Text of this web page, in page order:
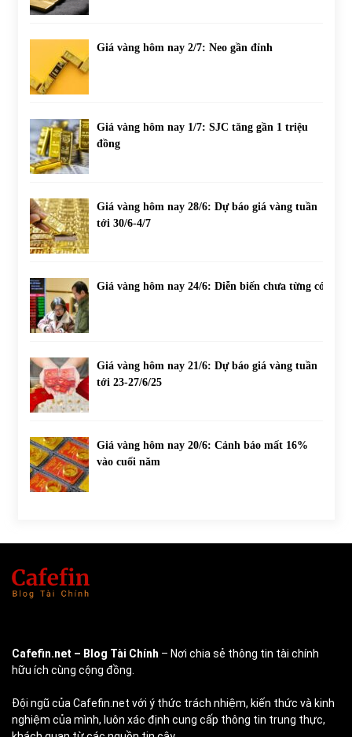
Giá vàng hôm nay 2/7: Neo gần đỉnh
Giá vàng hôm nay 1/7: SJC tăng gần 1 triệu
đồng
Giá vàng hôm nay 28/6: Dự báo giá vàng tuần
tới 30/6-4/7
Giá vàng hôm nay 24/6: Diễn biến chưa từng có
Giá vàng hôm nay 21/6: Dự báo giá vàng tuần
tới 23-27/6/25
Giá vàng hôm nay 20/6: Cảnh báo mất 16%
vào cuối năm
Cafefin.net – Blog Tài Chính – Nơi chia sẻ thông tin tài chính
hữu ích cùng cộng đồng.
Đội ngũ của Cafefin.net với ý thức trách nhiệm, kiến thức và kinh
nghiệm của mình, luôn xác định cung cấp thông tin trung thực,